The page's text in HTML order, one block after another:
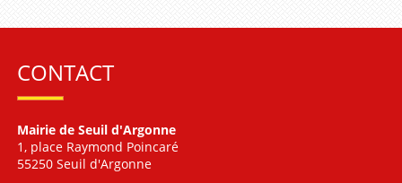
CONTACT
Mairie de Seuil d'Argonne
1, place Raymond Poincaré
55250 Seuil d'Argonne